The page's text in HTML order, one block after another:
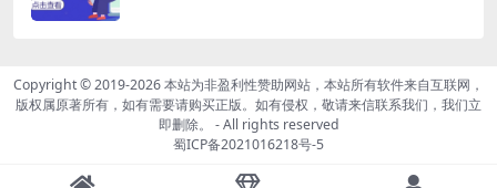
Copyright © 2019-2026本站为非盈利性赞助网站，本站所有软件来自互联网，
版权属原著所有，如有需要请购买正版。如有侵权，敬请来信联系我们，我们立
即删除。
- All rights reserved
蜀ICP备2021016218号-5